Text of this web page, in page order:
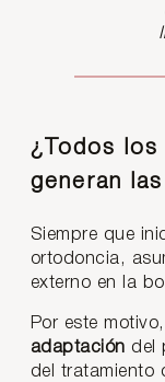
¿Todos
generan
Siempre que
ortodoncia,
externo en la
Por este
adaptación del
del tratamiento